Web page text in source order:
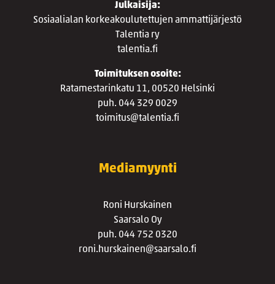
Julkaisija:
Sosiaalialan korkeakoulutettujen ammattijärjestö
Talentia ry
talentia.fi
Toimituksen osoite:
Ratamestarinkatu 11, 00520 Helsinki
puh. 044 329 0029
toimitus@talentia.fi
Mediamyynti
Roni Hurskainen
Saarsalo Oy
puh. 044 752 0320
roni.hurskainen@saarsalo.fi